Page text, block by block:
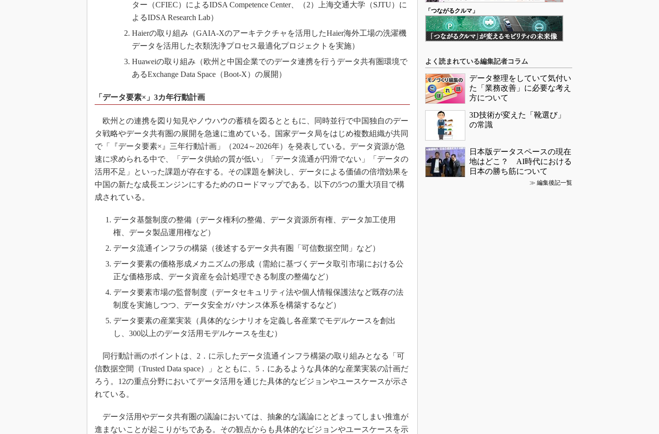
ター（CFIEC）によるIDSA Competence Center、（2）上海交通大学（SJTU）に
よるIDSA Research Lab）
Haierの取り組み（GAIA-Xのアーキテクチャを活用したHaier海外工場の洗濯機
データを活用した衣類洗浄プロセス最適化プロジェクトを実施）
Huaweiの取り組み（欧州と中国企業でのデータ連携を行うデータ共有圏環境で
あるExchange Data Space（Boot-X）の展開）
「データ要素×」3カ年行動計画
欧州との連携を図り知見やノウハウの蓄積を図るとともに、同時並行で中国独自のデー
タ戦略やデータ共有圏の展開を急速に進めている。国家データ局をはじめ複数組織が共同
で「『データ要素×』三年行動計画」（2024～2026年）を発表している。データ資源が急
速に求められる中で、「データ供給の質が低い」「データ流通が円滑でない」「データの
活用不足」といった課題が存在する。その課題を解決し、データによる価値の倍増効果を
中国の新たな成長エンジンにするためのロードマップである。以下の5つの重大項目で構
成されている。
データ基盤制度の整備（データ権利の整備、データ資源所有権、データ加工使用
権、データ製品運用権など）
データ流通インフラの構築（後述するデータ共有圏「可信数据空間」など）
データ要素の価格形成メカニズムの形成（需給に基づくデータ取引市場における公
正な価格形成、データ資産を会計処理できる制度の整備など）
データ要素市場の監督制度（データセキュリティ法や個人情報保護法など既存の法
制度を実施しつつ、データ安全ガバナンス体系を構築するなど）
データ要素の産業実装（具体的なシナリオを定義し各産業でモデルケースを創出
し、300以上のデータ活用モデルケースを生む）
同行動計画のポイントは、2．に示したデータ流通インフラ構築の取り組みとなる「可
信数据空間（Trusted Data space）」とともに、5．にあるような具体的な産業実装の計画だ
ろう。12の重点分野においてデータ活用を通じた具体的なビジョンやユースケースが示さ
れている。
データ活用やデータ共有圏の議論においては、抽象的な議論にとどまってしまい推進が
進まないことが起こりがちである。その観点からも具体的なビジョンやユースケースを示
「つながるクルマ」
よく読まれている編集記者コラム
データ整理をしていて気付い
た「業務改善」に必要な考え
方について
3D技術が変えた「靴選び」
の常識
日本版データスペースの現在
地はどこ？ AI時代における
日本の勝ち筋について
≫ 編集後記一覧